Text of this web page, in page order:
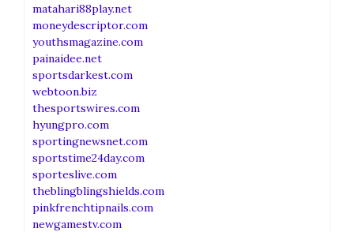
matahari88play.net
moneydescriptor.com
youthsmagazine.com
painaidee.net
sportsdarkest.com
webtoon.biz
thesportswires.com
hyungpro.com
sportingnewsnet.com
sportstime24day.com
sporteslive.com
theblingblingshields.com
pinkfrenchtipnails.com
newgamestv.com